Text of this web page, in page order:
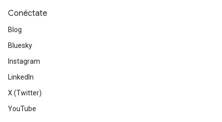
Conéctate
Blog
Bluesky
Instagram
LinkedIn
X (Twitter)
YouTube